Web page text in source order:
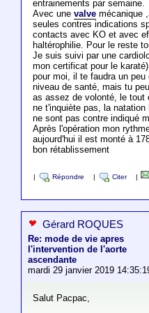
entrainements par semaine.
Avec une valvemécanique
seules contres indications
contacts avec KO et avec
haltérophilie. Pour le reste
Je suis suivi par une
mon certificat pour le
pour moi, il te faudra un
niveau de santé, mais tu
as assez de volonté, le tout
ne t'inquiète pas, la
ne sont pas contre indiqué
Après l'opération mon
aujourd'hui il est monté à
bon rétablissement
Répondre Citer
Gérard ROQUES
Re: mode de vie apres
l'intervention de l'aorte
ascendante
mardi 29 janvier 2019
Salut Pacpac,